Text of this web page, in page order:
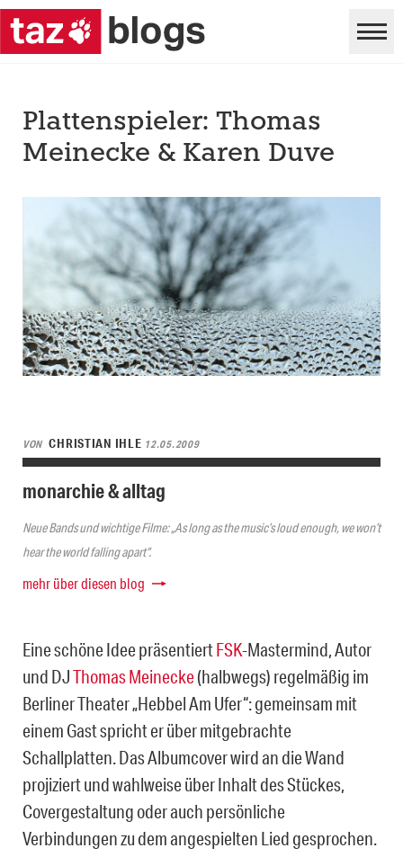
Plattenspieler: Thomas
Meinecke & Karen Duve
VON CHRISTIAN IHLE 12.05.2009
monarchie & alltag
Neue Bands und wichtige Filme: „As long as the music’s loud enough, we won’t
hear the world falling apart“.
mehr über diesen blog
Eine schöne Idee präsentiertFSK-Mastermind, Autor
und DJThomas Meinecke(halbwegs) regelmäßig im
Berliner Theater „Hebbel Am Ufer“: gemeinsam mit
einem Gast spricht er über mitgebrachte
Schallplatten. Das Albumcover wird an die Wand
projiziert und wahlweise über Inhalt des Stückes,
Covergestaltung oder auch persönliche
Verbindungen zu dem angespielten Lied gesprochen.